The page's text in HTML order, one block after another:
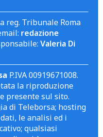
reg. Tribunale Roma
redazione
Valeria Di
P.IVA 00919671008.
la riproduzione
presente sul sito.
di Teleborsa; hosting
le analisi ed i
qualsiasi